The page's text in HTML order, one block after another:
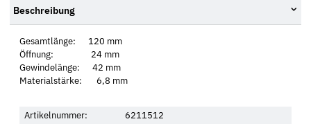
Beschreibung
Gesamtlänge: 120 mm
Öffnung: 24 mm
Gewindelänge: 42 mm
Materialstärke: 6,8 mm
Artikelnummer:
6211512